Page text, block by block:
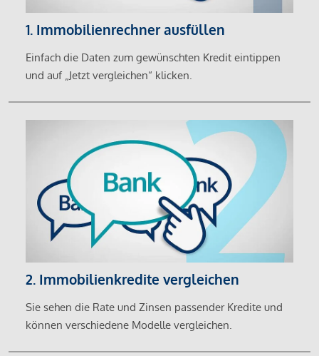
1. Immobilienrechner ausfüllen
Einfach die Daten zum gewünschten Kredit eintippen
und auf „Jetzt vergleichen“ klicken.
2. Immobilienkredite vergleichen
Sie sehen die Rate und Zinsen passender Kredite und
können verschiedene Modelle vergleichen.